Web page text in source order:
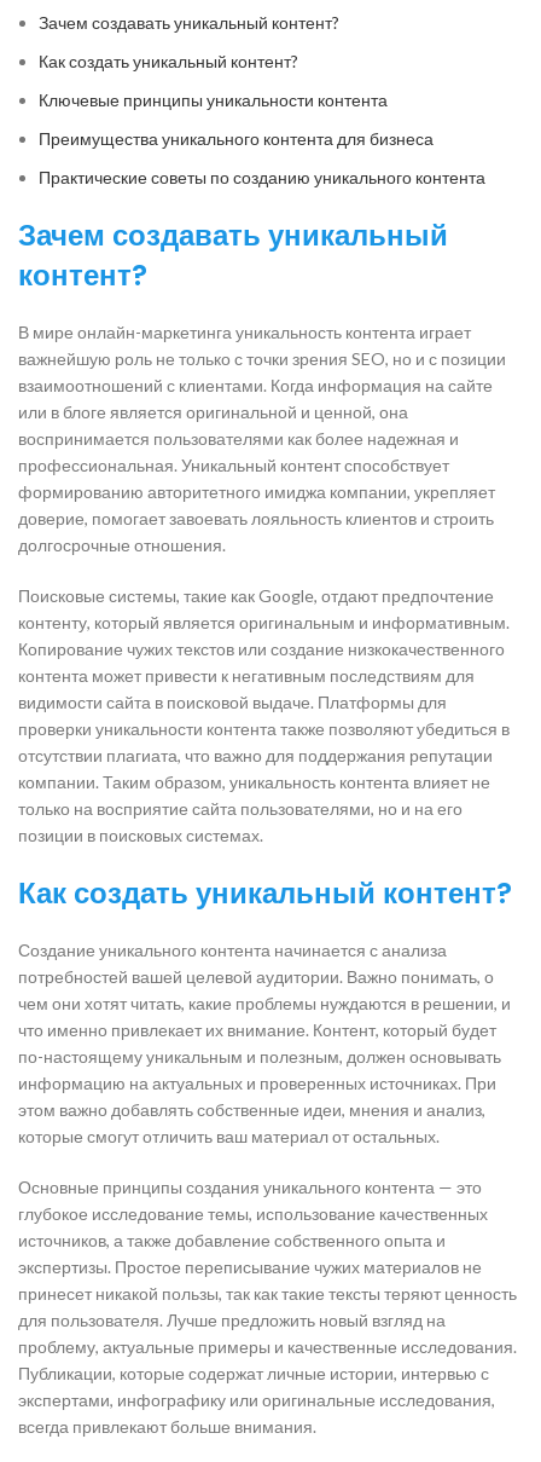
Зачем создавать уникальный контент?
Как создать уникальный контент?
Ключевые принципы уникальности контента
Преимущества уникального контента для бизнеса
Практические советы по созданию уникального контента
Зачем создавать уникальный
контент?
В мире онлайн-маркетинга уникальность контента играет
важнейшую роль не только с точки зрения SEO, но и с позиции
взаимоотношений с клиентами. Когда информация на сайте
или в блоге является оригинальной и ценной, она
воспринимается пользователями как более надежная и
профессиональная. Уникальный контент способствует
формированию авторитетного имиджа компании, укрепляет
доверие, помогает завоевать лояльность клиентов и строить
долгосрочные отношения.
Поисковые системы, такие как Google, отдают предпочтение
контенту, который является оригинальным и информативным.
Копирование чужих текстов или создание низкокачественного
контента может привести к негативным последствиям для
видимости сайта в поисковой выдаче. Платформы для
проверки уникальности контента также позволяют убедиться в
отсутствии плагиата, что важно для поддержания репутации
компании. Таким образом, уникальность контента влияет не
только на восприятие сайта пользователями, но и на его
позиции в поисковых системах.
Как создать уникальный контент?
Создание уникального контента начинается с анализа
потребностей вашей целевой аудитории. Важно понимать, о
чем они хотят читать, какие проблемы нуждаются в решении, и
что именно привлекает их внимание. Контент, который будет
по-настоящему уникальным и полезным, должен основывать
информацию на актуальных и проверенных источниках. При
этом важно добавлять собственные идеи, мнения и анализ,
которые смогут отличить ваш материал от остальных.
Основные принципы создания уникального контента — это
глубокое исследование темы, использование качественных
источников, а также добавление собственного опыта и
экспертизы. Простое переписывание чужих материалов не
принесет никакой пользы, так как такие тексты теряют ценность
для пользователя. Лучше предложить новый взгляд на
проблему, актуальные примеры и качественные исследования.
Публикации, которые содержат личные истории, интервью с
экспертами, инфографику или оригинальные исследования,
всегда привлекают больше внимания.